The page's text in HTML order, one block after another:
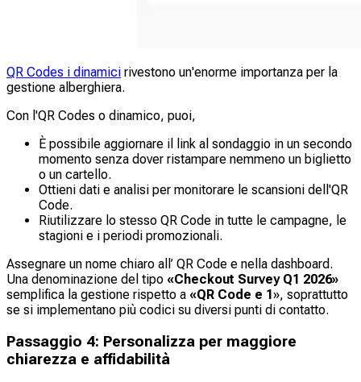
QR Codes i dinamici rivestono un'enorme importanza per la
gestione alberghiera.
Con l'QR Codes o dinamico, puoi,
È possibile aggiornare il link al sondaggio in un secondo
momento senza dover ristampare nemmeno un biglietto
o un cartello.
Ottieni dati e analisi per monitorare le scansioni dell'QR
Code.
Riutilizzare lo stesso QR Code in tutte le campagne, le
stagioni e i periodi promozionali.
Assegnare un nome chiaro all’ QR Code e nella dashboard.
Una denominazione del tipo «Checkout Survey Q1 2026»
semplifica la gestione rispetto a «QR Code e 1», soprattutto
se si implementano più codici su diversi punti di contatto.
Passaggio 4: Personalizza per maggiore
chiarezza e affidabilità